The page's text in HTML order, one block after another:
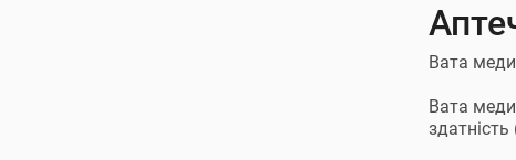
Вата
Вата